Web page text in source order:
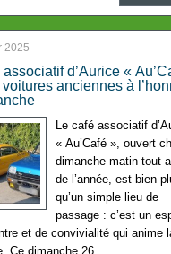
2025
associatif d’Aurice «
anciennes à
Le café associatif
« Au’Café », ouvert
dimanche matin tout
de l’année, est bien
qu’un simple lieu de
passage : c’est un
et de convivialité qui anime
Ce dimanche 26